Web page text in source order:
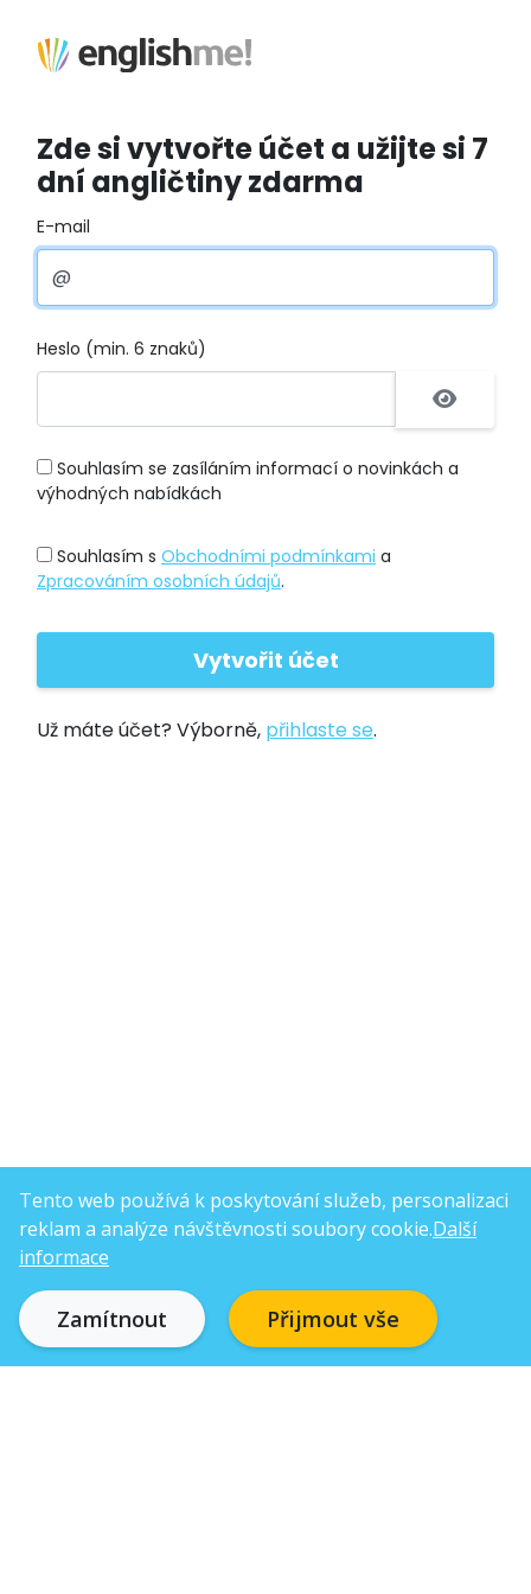
Zde si vytvořte účet a užijte si 7
dní angličtiny zdarma
E-mail
Heslo (min. 6 znaků)
Souhlasím se zasíláním informací o novinkách a
výhodných nabídkách
Souhlasím s Obchodními podmínkami a
Zpracováním osobních údajů.
Už máte účet? Výborně, přihlaste se.
Tento web používá k poskytování služeb, personalizaci
reklam a analýze návštěvnosti soubory cookie.Další
informace
Zamítnout Přijmout vše